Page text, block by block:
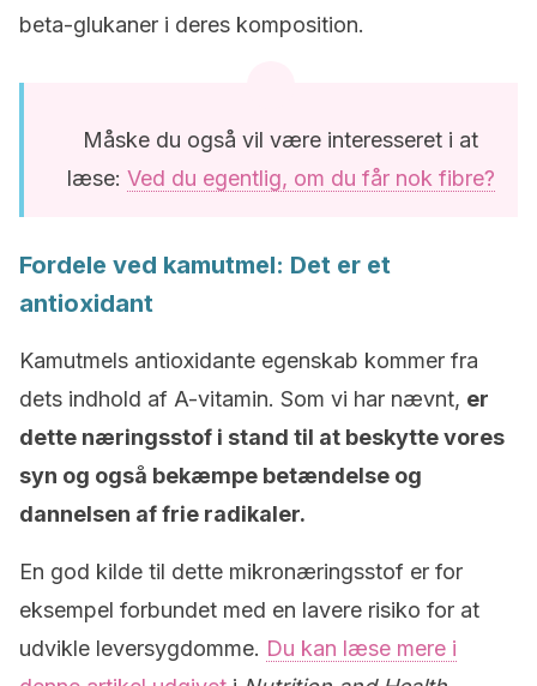
beta-glukaner i deres komposition.
Måske du også vil være interesseret i at
læse: Ved du egentlig, om du får nok fibre?
Fordele ved kamutmel: Det er et
antioxidant
Kamutmels antioxidante egenskab kommer fra
dets indhold af A-vitamin. Som vi har nævnt, er
dette næringsstof i stand til at beskytte vores
syn og også bekæmpe betændelse og
dannelsen af frie radikaler.
En god kilde til dette mikronæringsstof er for
eksempel forbundet med en lavere risiko for at
udvikle leversygdomme. Du kan læse mere i